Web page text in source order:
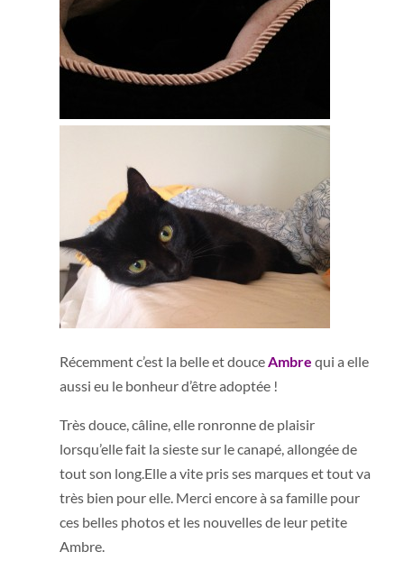
Récemment c’est la belle et douceAmbre qui a elle
aussi eu le bonheur d’être adoptée !
Très douce, câline, elle ronronne de plaisir
lorsqu’elle fait la sieste sur le canapé, allongée de
tout son long.Elle a vite pris ses marques et tout va
très bien pour elle. Merci encore à sa famille pour
ces belles photos et les nouvelles de leur petite
Ambre.